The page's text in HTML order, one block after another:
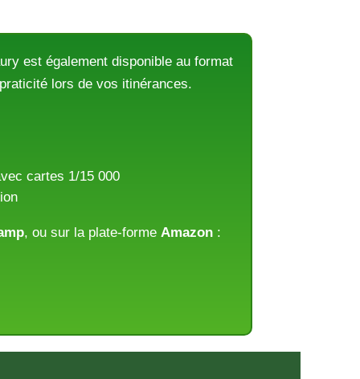
est également disponibleau format
lors de vos itinérances.
cartes 1/15 000
, ou sur la plate-forme Amazon :